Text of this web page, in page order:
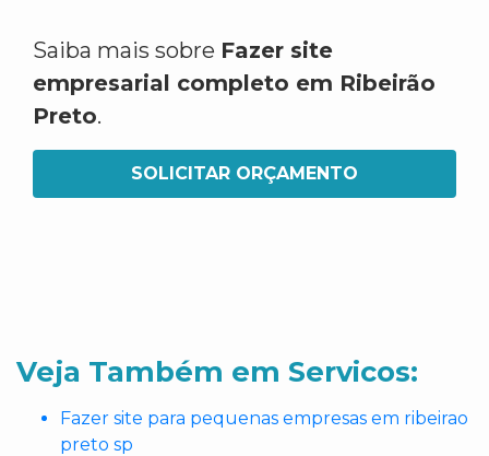
Saiba mais sobre Fazer site
empresarial completo em Ribeirão
Preto.
SOLICITAR ORÇAMENTO
Veja Também em Servicos:
Fazer site para pequenas empresas em ribeirao
preto sp